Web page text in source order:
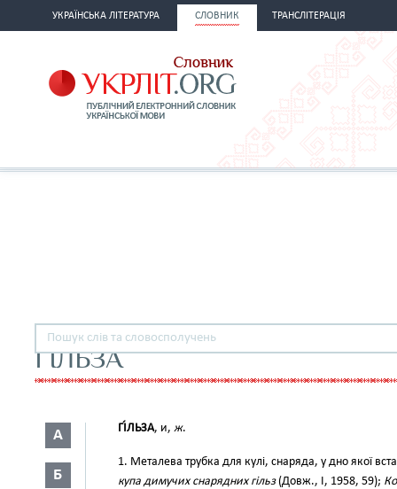
УКРАЇНСЬКА ЛІТЕРАТУРА СЛОВНИК ТРАНСЛІТЕРАЦІЯ
ГІЛЬЗА
А
Б
ГІ́ЛЬЗА, и, ж.
1. Металева трубка для кулі, снаряда, у дно якої
купа димучих снарядних гільз(Довж., І, 1958, 59);